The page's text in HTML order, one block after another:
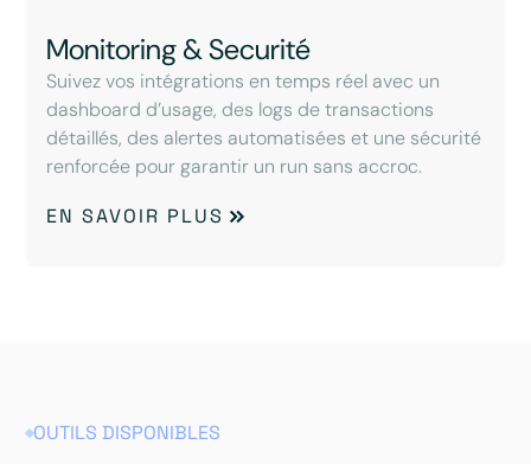
Monitoring & Securité
Suivez vos intégrations en temps réel avec un
dashboard d’usage, des logs de transactions
détaillés, des alertes automatisées et une sécurité
renforcée pour garantir un run sans accroc.
EN SAVOIR PLUS
OUTILS DISPONIBLES